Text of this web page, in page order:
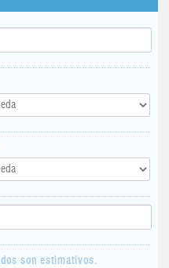
son estimativos.